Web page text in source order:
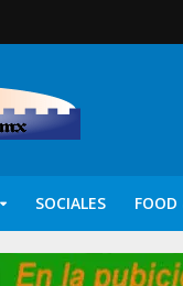
SOCIALES FOOD